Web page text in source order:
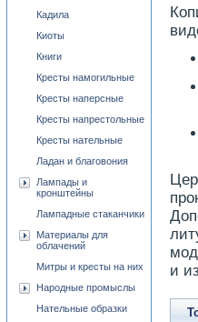
и
Кадила
Киоты
Книги
Кресты намогильные
Кресты наперсные
Кресты напрестольные
Кресты нательные
Ладан и благовония
Лампады и
кронштейны
Лампадные стаканчики
Материалы для
облачений
Митры и кресты на них
Народные промыслы
Нательные образки